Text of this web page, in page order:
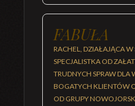
FABUŁA
RACHEL, DZIAŁAJĄCA W
SPECJALISTKA OD
TRUDNYCH SPRAW DLA
BOGATYCH KLIENTÓW
OD GRUPY